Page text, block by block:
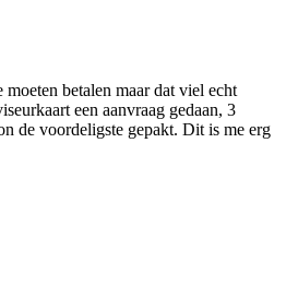
betalen maar dat viel echt
een aanvraag gedaan, 3
de voordeligste gepakt. Dit is me erg